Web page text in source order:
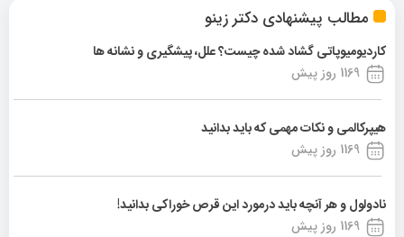
مطالب پیشنهادی دکتر زینو
کاردیومیوپاتی گشاد شده چیست؟ علل، پیشگیری و نشانه ها
1169 روز پیش
هیپرکالمی و نکات مهمی که باید بدانید
1169 روز پیش
نادولول و هر آنچه باید درمورد این قرص خوراکی بدانید!
1169 روز پیش